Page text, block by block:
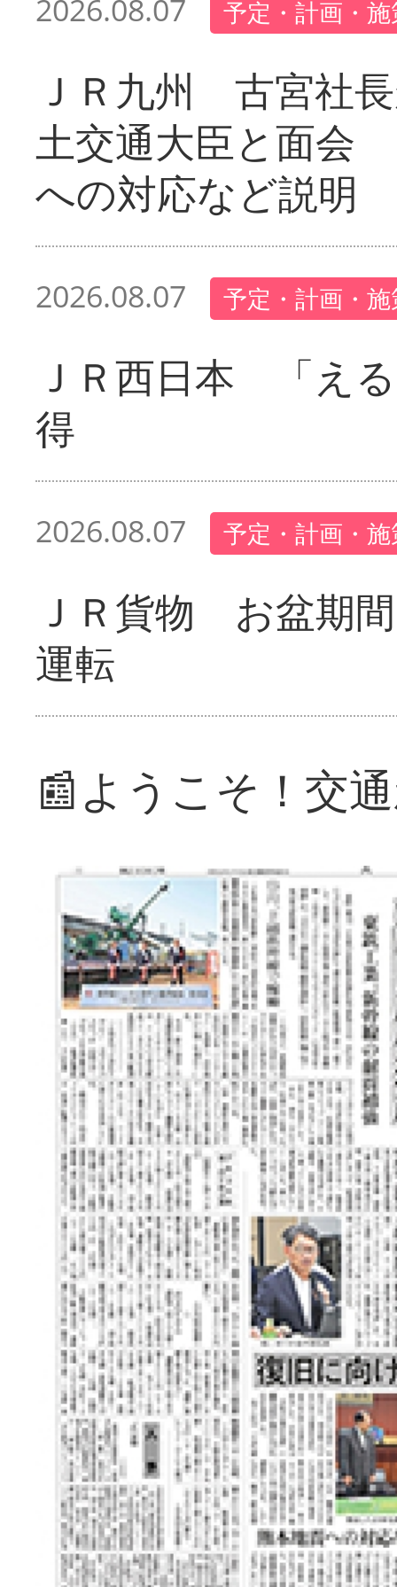
2026.08.07 予定・計画・
ＪＲ九州 古宮社
土交通大臣と面会
への対応など説明
2026.08.07 予定・計画・
ＪＲ西日本 「え
得
2026.08.07 予定・計画・
ＪＲ貨物 お盆期
運転
📰ようこそ！交